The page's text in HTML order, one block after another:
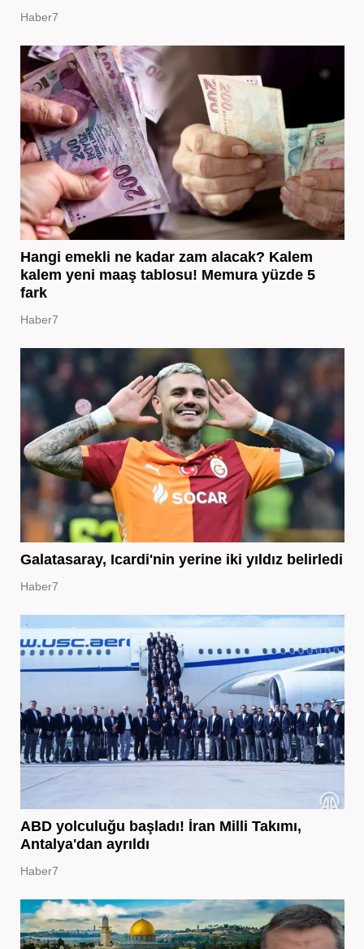
Haber7
Hangi emekli ne kadar zam alacak? Kalem
kalem yeni maaş tablosu! Memura yüzde 5
fark
Haber7
Galatasaray, Icardi'nin yerine iki yıldız belirledi
Haber7
ABD yolculuğu başladı! İran Milli Takımı,
Antalya'dan ayrıldı
Haber7